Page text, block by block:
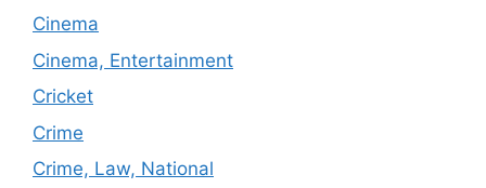
Cinema
Cinema, Entertainment
Cricket
Crime
Crime, Law, National